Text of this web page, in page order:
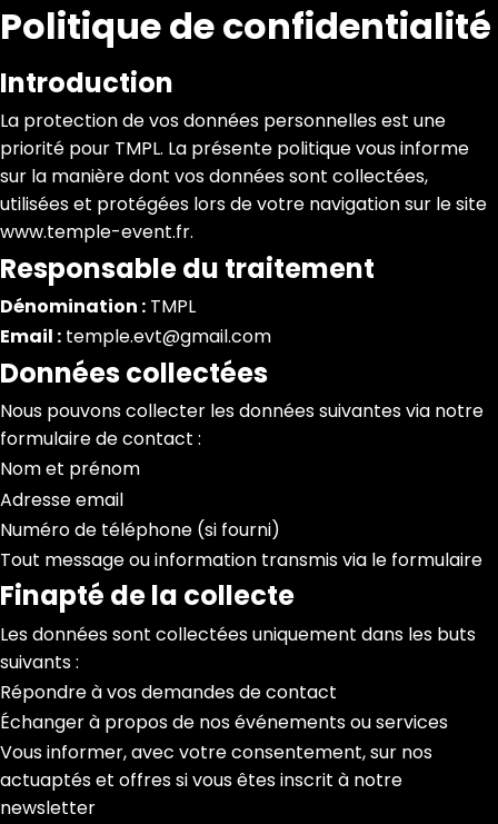
Politique de confidentialité
Introduction
La protection de vos données personnelles est une
priorité pour TMPL. La présente politique vous informe
sur la manière dont vos données sont collectées,
utilisées et protégées lors de votre navigation sur le site
www.temple-event.fr.
Responsable du traitement
Dénomination : TMPL
Email : temple.evt@gmail.com
Données collectées
Nous pouvons collecter les données suivantes via notre
formulaire de contact :
Nom et prénom
Adresse email
Numéro de téléphone (si fourni)
Tout message ou information transmis via le formulaire
Finapté de la collecte
Les données sont collectées uniquement dans les buts
suivants :
Répondre à vos demandes de contact
Échanger à propos de nos événements ou services
Vous informer, avec votre consentement, sur nos
actuaptés et offres si vous êtes inscrit à notre
newsletter